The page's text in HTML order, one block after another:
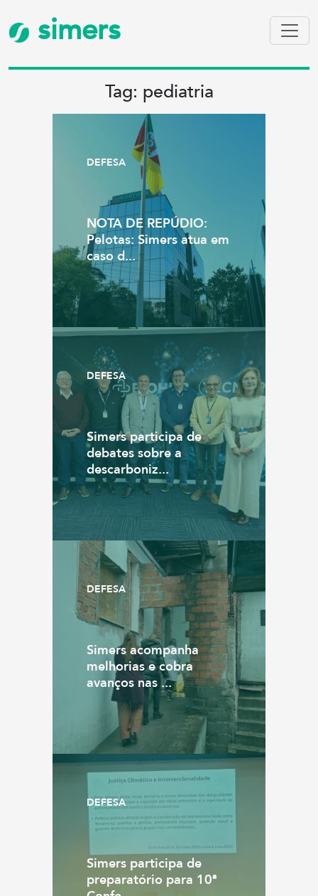
simers
Tag: pediatria
DEFESA
NOTA DE REPÚDIO:
Pelotas: Simers atua em
caso d...
DEFESA
Simers participa de
debates sobre a
descarboniz...
DEFESA
Simers acompanha
melhorias e cobra
avanços nas ...
DEFESA
Simers participa de
preparatório para 10ª